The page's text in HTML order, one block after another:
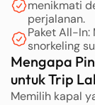
menikmati
perjalanan.
Paket All-In:
snorkeling
Mengapa
untuk Trip
Memilih kapal